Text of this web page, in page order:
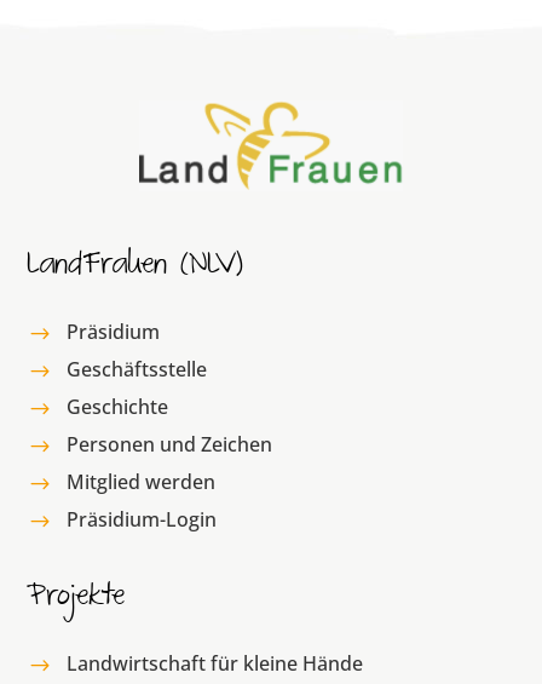
LandFrauen (NLV)
$ Präsidium
$ Geschäftsstelle
$ Geschichte
$ Personen und Zeichen
$ Mitglied werden
$ Präsidium-Login
Projekte
$ Landwirtschaft für kleine Hände